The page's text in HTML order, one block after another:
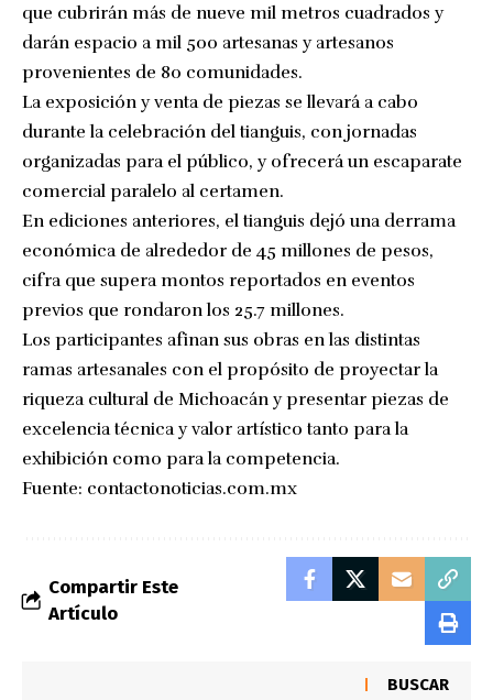
que cubrirán más de nueve mil metros cuadrados y
darán espacio a mil 500 artesanas y artesanos
provenientes de 80 comunidades.
La exposición y venta de piezas se llevará a cabo
durante la celebración del tianguis, con jornadas
organizadas para el público, y ofrecerá un escaparate
comercial paralelo al certamen.
En ediciones anteriores, el tianguis dejó una derrama
económica de alrededor de 45 millones de pesos,
cifra que supera montos reportados en eventos
previos que rondaron los 25.7 millones.
Los participantes afinan sus obras en las distintas
ramas artesanales con el propósito de proyectar la
riqueza cultural de Michoacán y presentar piezas de
excelencia técnica y valor artístico tanto para la
exhibición como para la competencia.
Fuente: contactonoticias.com.mx
Compartir Este
Artículo
BUSCAR